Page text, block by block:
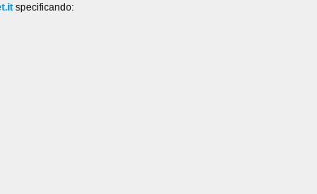
specificando: